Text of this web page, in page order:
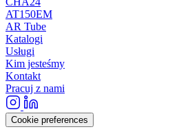
AT150EM
AR Tube
Katalogi
Usługi
Kim jesteśmy
Kontakt
Pracuj z nami
Cookie preferences